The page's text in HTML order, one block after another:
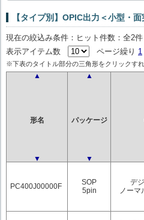
【タイプ別】OPIC出力＜小型・
現在の絞込み条件：ヒット件数：全2件
表示アイテム数
ページ繰り 1
※下表のタイトル部分の三角形をクリックす
▲ ▲
形名 パッケージ
▼ ▼
PC400J00000F
SOP
5pin
デ
ノー